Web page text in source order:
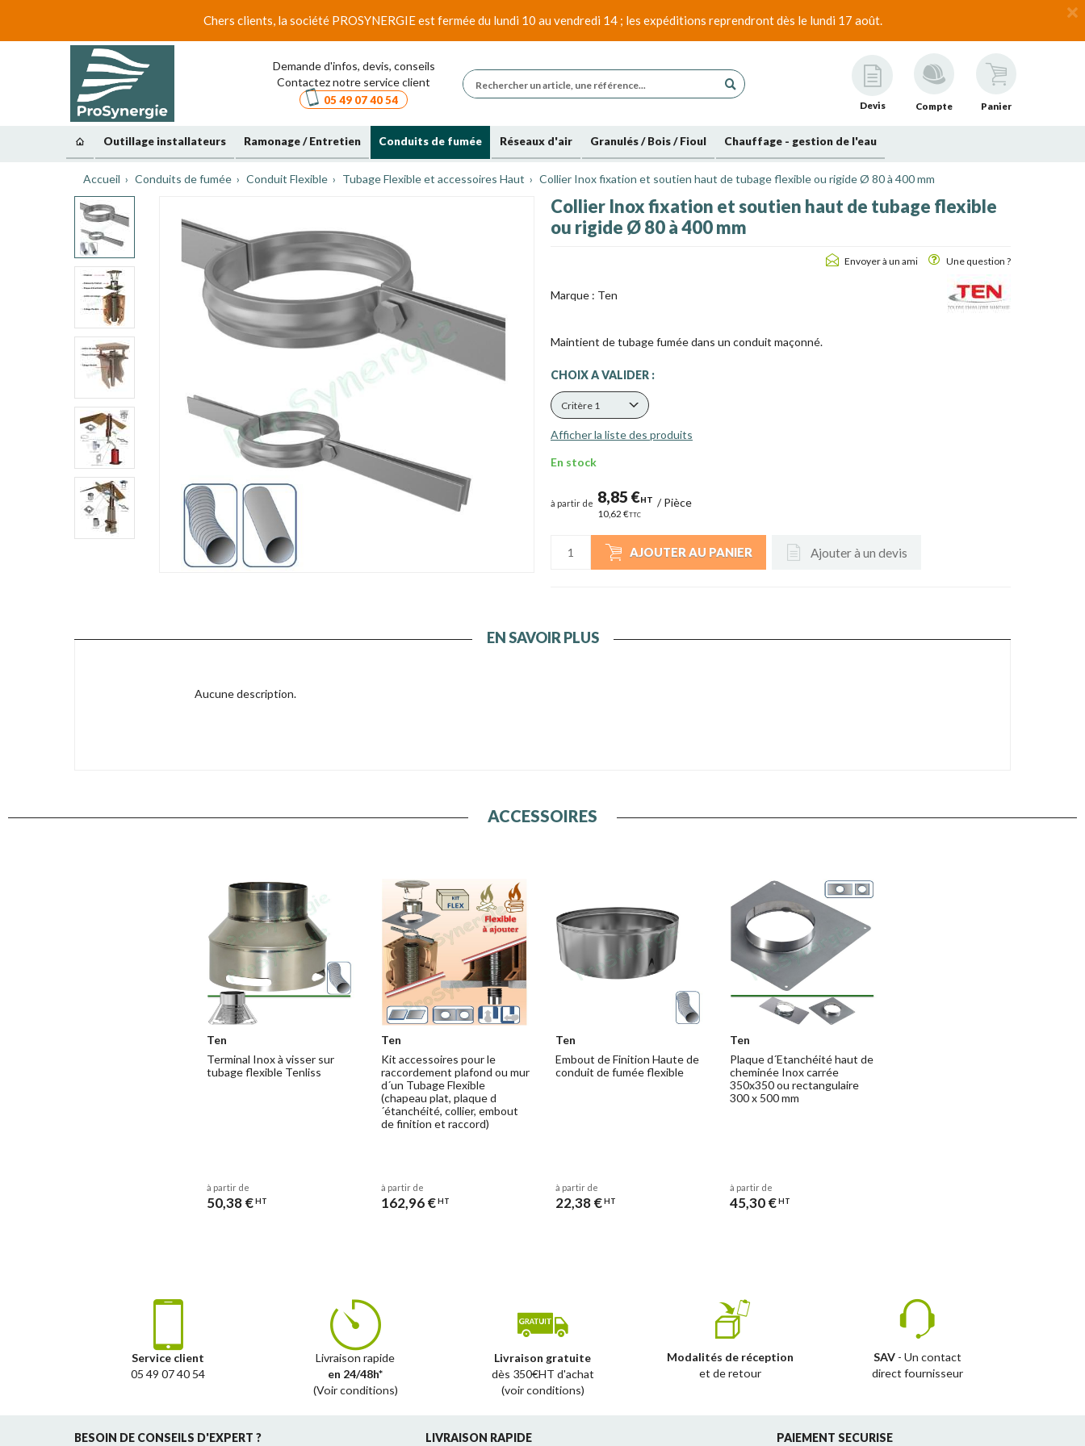
Chers clients, la société PROSYNERGIE est fermée du lundi 10 au vendredi 14 ; les expéditions reprendront dès le lundi 17 août.
Demande d'infos, devis, conseils
Contactez notre service client
05 49 07 40 54 Devis Compte Panier
Outillage installateurs Ramonage / Entretien Conduits de fumée Réseaux d'air Granulés / Bois / Fioul Chauffage - gestion de l'eau
Accueil Conduits de fumée Conduit Flexible Tubage Flexible et accessoires Haut Collier Inox fixation et soutien haut de tubage flexible ou rigide Ø 80 à 400 mm
Collier Inox fixation et soutien haut de tubage flexible
ou rigide Ø 80 à 400 mm
Envoyer à un ami Une question ?
Marque : Ten
Maintient de tubage fumée dans un conduit maçonné.
CHOIX A VALIDER :
Critère 1
Afficher la liste des produits
En stock
à partir de 8,85 €HT
10,62 €TTC
/Pièce
AJOUTER AU PANIER Ajouter à un devis
EN SAVOIR PLUS
Aucune description.
ACCESSOIRES
Ten
Terminal Inox à visser sur
tubage flexible Tenliss
à partir de
50,38 €HT
Ten
Kit accessoires pour le
raccordement plafond ou mur
d´un Tubage Flexible
(chapeau plat, plaque d
´étanchéité, collier, embout
de finition et raccord)
à partir de
162,96 €HT
Ten
Embout de Finition Haute de
conduit de fumée flexible
à partir de
22,38 €HT
Ten
Plaque d´Etanchéité haut de
cheminée Inox carrée
350x350 ou rectangulaire
300 x 500 mm
à partir de
45,30 €HT
Service client
05 49 07 40 54
Livraison rapide
en 24/48h*
(Voir conditions)
Livraison gratuite
dès 350€HT d'achat
(voir conditions)
Modalités de réception
et de retour
SAV- Un contact
direct fournisseur
BESOIN DE CONSEILS D'EXPERT ? LIVRAISON RAPIDE PAIEMENT SECURISE